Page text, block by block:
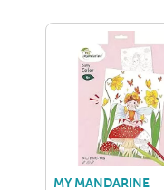
MY MANDARINE